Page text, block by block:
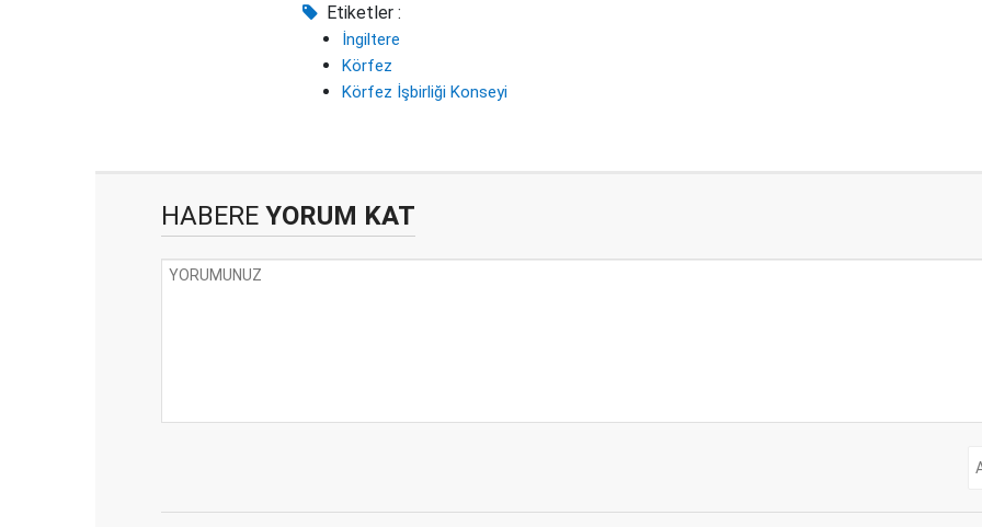
Etiketler :
İngiltere
Körfez
Körfez İşbirliği Konseyi
HABERE YORUM KAT